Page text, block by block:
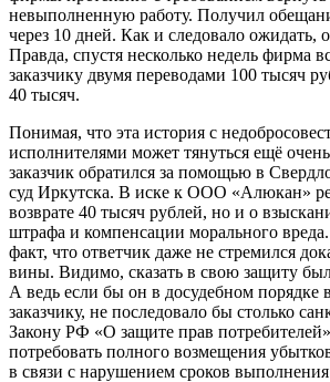
невыполненную работу. Получил
через 10 дней. Как и следовало ожидать,
Правда, спустя несколько недель фирма
заказчику двумя переводами 100 тысяч
40 тысяч.
Понимая, что эта история с
исполнителями может тянуться ещё
заказчик обратился за помощью в
суд Иркутска. В иске к ООО «Алюкан»
возврате 40 тысяч рублей, но и о
штрафа и компенсации морального
факт, что ответчик даже не стремился
вины. Видимо, сказать в свою защиту
А ведь если бы он в досудебном порядке
заказчику, не последовало бы столько
Закону РФ «О защите прав
потребовать полного возмещения
в связи с нарушением сроков выполнения